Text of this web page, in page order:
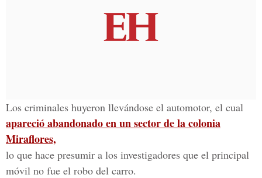
Los criminales huyeron llevándose el automotor, el cual
apareció abandonado en un sector de la colonia
Miraflores,
lo que hace presumir a los investigadores que el principal
móvil no fue el robo del carro.